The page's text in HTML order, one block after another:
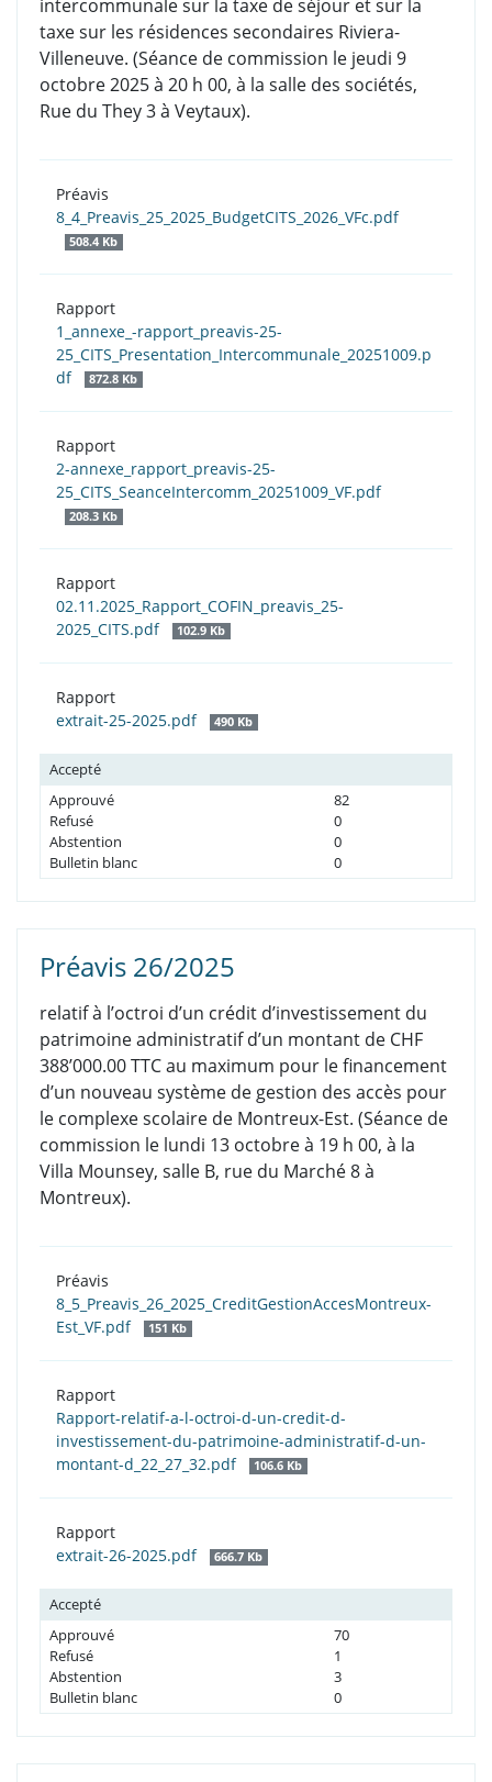
intercommunale sur la taxe de séjour et sur la
taxe sur les résidences secondaires Riviera-
Villeneuve. (Séance de commission le jeudi 9
octobre 2025 à 20 h 00, à la salle des sociétés,
Rue du They 3 à Veytaux).
Préavis
8_4_Preavis_25_2025_BudgetCITS_2026_VFc.pdf
508.4 Kb
Rapport
1_annexe_-rapport_preavis-25-
25_CITS_Presentation_Intercommunale_20251009.p
df
872.8 Kb
Rapport
2-annexe_rapport_preavis-25-
25_CITS_SeanceIntercomm_20251009_VF.pdf
208.3 Kb
Rapport
02.11.2025_Rapport_COFIN_preavis_25-
2025_CITS.pdf
102.9 Kb
Rapport
extrait-25-2025.pdf
490 Kb
Accepté
Approuvé
82
Refusé
0
Abstention
0
Bulletin blanc
0
Préavis 26/2025
relatif à l’octroi d’un crédit d’investissement du
patrimoine administratif d’un montant de CHF
388’000.00 TTC au maximum pour le financement
d’un nouveau système de gestion des accès pour
le complexe scolaire de Montreux-Est. (Séance de
commission le lundi 13 octobre à 19 h 00, à la
Villa Mounsey, salle B, rue du Marché 8 à
Montreux).
Préavis
8_5_Preavis_26_2025_CreditGestionAccesMontreux-
Est_VF.pdf
151 Kb
Rapport
Rapport-relatif-a-l-octroi-d-un-credit-d-
investissement-du-patrimoine-administratif-d-un-
montant-d_22_27_32.pdf
106.6 Kb
Rapport
extrait-26-2025.pdf
666.7 Kb
Accepté
Approuvé
70
Refusé
1
Abstention
3
Bulletin blanc
0